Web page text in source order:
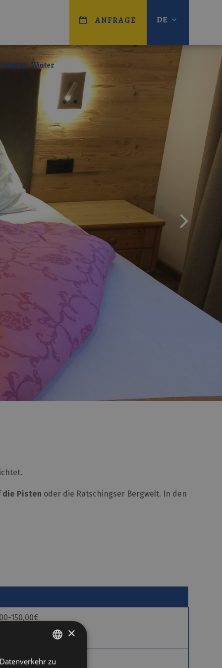
DE
ANFRAGE
Winter
die Pisten oder die Ratschingser Bergwelt. In den
150,00€
pro Übernachtung
GERMAN
×
zu